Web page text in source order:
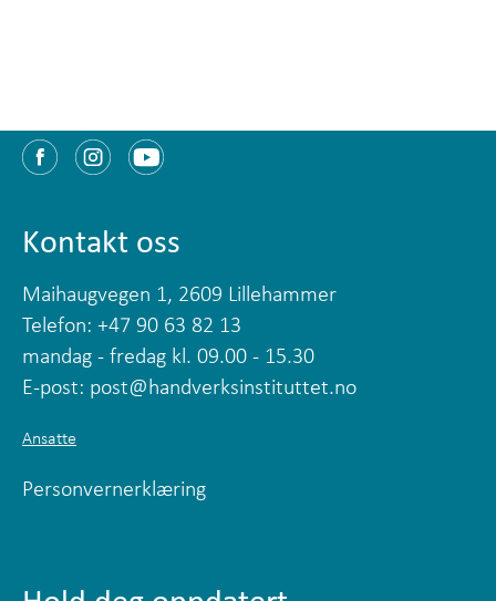
Kontakt oss
Maihaugvegen 1, 2609 Lillehammer
Telefon: +47 90 63 82 13
mandag - fredag kl. 09.00 - 15.30
E-post: post@handverksinstituttet.no
Ansatte
Personvernerklæring